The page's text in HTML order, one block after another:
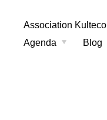
Association Kulteco
Agenda
Blog